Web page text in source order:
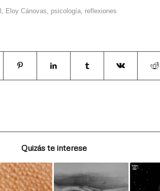
, Eloy Cánovas, psicología, reflexiones
Quizás te interese